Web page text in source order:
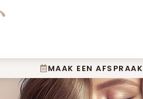
MAAK EEN AFSPRAAK